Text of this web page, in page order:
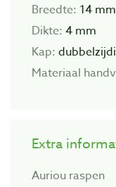
Breedte: 14 mm
Dikte: 4 mm
Kap:
Materiaal
Extra
Auriou raspen